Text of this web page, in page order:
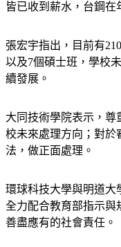
金挹注新台幣2.8億元
張宏宇指出，目前有
以及7個碩士班，學校
大同技術學院表示，尊
校未來處理方向；對於
環球科技大學與明道大
全力配合教育部指示與